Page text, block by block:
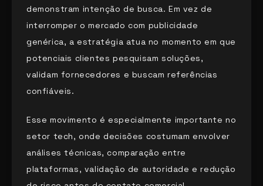
demonstram intenção de busca. Em vez de
interromper o mercado com publicidade
genérica, a estratégia atua no momento em que
potenciais clientes pesquisam soluções,
validam fornecedores e buscam referências
confiáveis.
Esse movimento é especialmente importante no
setor tech, onde decisões costumam envolver
análises técnicas, comparação entre
plataformas, validação de autoridade e redução